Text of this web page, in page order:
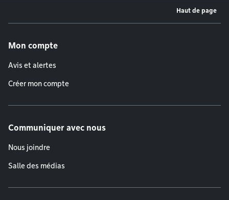
Haut de page
Mon compte
Avis et alertes
Créer mon compte
Communiquer avec nous
Nous joindre
Salle des médias